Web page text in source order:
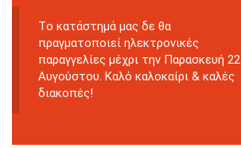
Tο κατάστημά μας δε θα
πραγματοποιεί ηλεκτρονικές
παραγγελίες μέχρι την Παρασκευή 22
Αυγούστου. Καλό καλοκαίρι & καλές
διακοπές!